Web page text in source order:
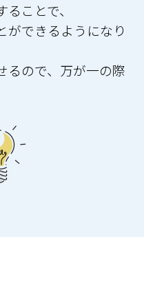
ことで、
ができるようになり
るので、万が一の際